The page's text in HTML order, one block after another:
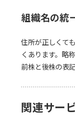
組織名の統
住所が正しくて
くあります。略
前株と後株の表
関連サー